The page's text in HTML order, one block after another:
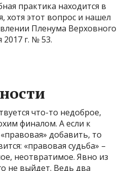
практика находится в
хотя этот вопрос и нашел
Пленума Верховного
2017 г. № 53.
что-то недоброе,
финалом. А если к
добавить, то
«правовая судьба» –
неотвратимое. Явно из
не выйдет. Ведь два